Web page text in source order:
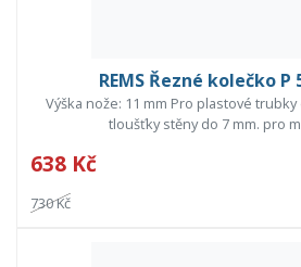
REMS Řezné kolečko P
Výška nože: 11 mm Pro plastové
tloušťky stěny do 7 mm. pro
638 Kč
730 Kč